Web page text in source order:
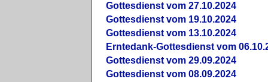
Gottesdienst vom 27.10.2024
Gottesdienst vom 19.10.2024
Gottesdienst vom 13.10.2024
Erntedank-Gottesdienst vom
Gottesdienst vom 29.09.2024
Gottesdienst vom 08.09.2024